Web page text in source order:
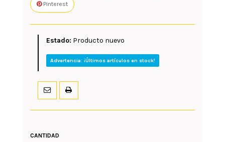
Pinterest
Estado: Producto nuevo
Advertencia: ¡Últimos artículos en stock!
CANTIDAD